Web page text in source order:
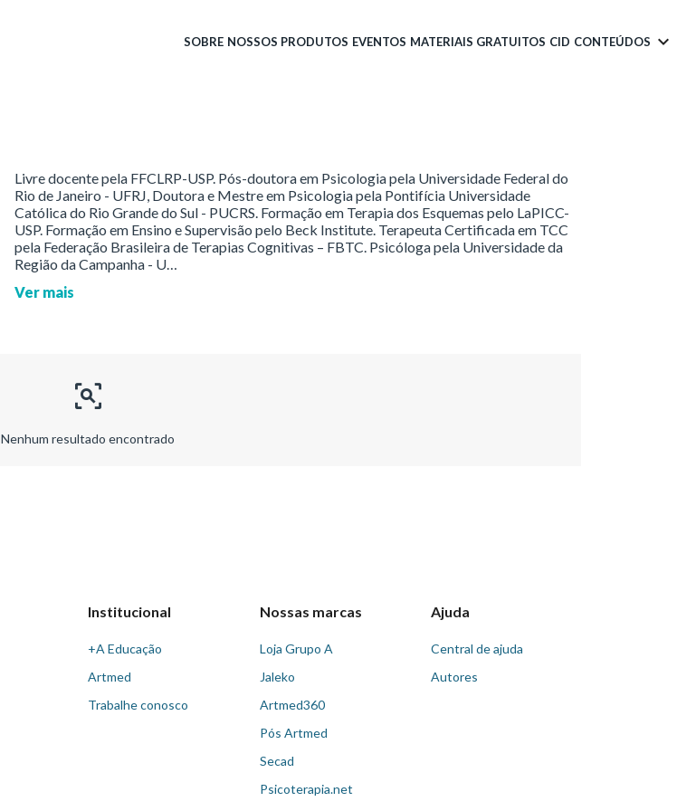
SOBRE NOSSOS PRODUTOS EVENTOS MATERIAIS GRATUITOS CID CONTEÚDOS
Livre docente pela FFCLRP-USP. Pós-doutora em Psicologia pela Universidade Federal do
Rio de Janeiro - UFRJ, Doutora e Mestre em Psicologia pela Pontifícia Universidade
Católica do Rio Grande do Sul - PUCRS. Formação em Terapia dos Esquemas pelo LaPICC-
USP. Formação em Ensino e Supervisão pelo Beck Institute. Terapeuta Certificada em TCC
pela Federação Brasileira de Terapias Cognitivas – FBTC. Psicóloga pela Universidade da
Região da Campanha - U…
Ver mais
Nenhum resultado encontrado
Institucional
+A Educação
Artmed
Trabalhe conosco
Nossas marcas
Loja Grupo A
Jaleko
Artmed360
Pós Artmed
Secad
Psicoterapia.net
Ajuda
Central de ajuda
Autores